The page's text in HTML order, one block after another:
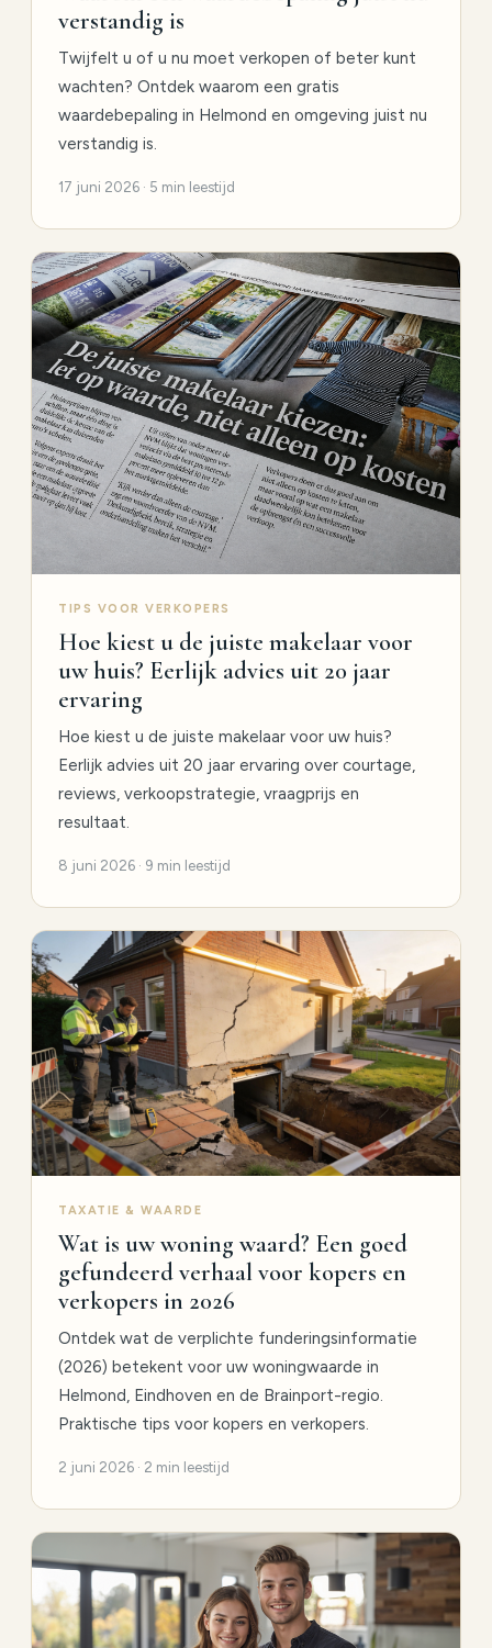
verstandig is
Twijfelt u of u nu moet verkopen of beter kunt
wachten? Ontdek waarom een gratis
waardebepaling in Helmond en omgeving juist nu
verstandig is.
17 juni 2026 · 5 min leestijd
TIPS VOOR VERKOPERS
Hoe kiest u de juiste makelaar voor
uw huis? Eerlijk advies uit 20 jaar
ervaring
Hoe kiest u de juiste makelaar voor uw huis?
Eerlijk advies uit 20 jaar ervaring over courtage,
reviews, verkoopstrategie, vraagprijs en
resultaat.
8 juni 2026 · 9 min leestijd
TAXATIE & WAARDE
Wat is uw woning waard? Een goed
gefundeerd verhaal voor kopers en
verkopers in 2026
Ontdek wat de verplichte funderingsinformatie
(2026) betekent voor uw woningwaarde in
Helmond, Eindhoven en de Brainport-regio.
Praktische tips voor kopers en verkopers.
2 juni 2026 · 2 min leestijd